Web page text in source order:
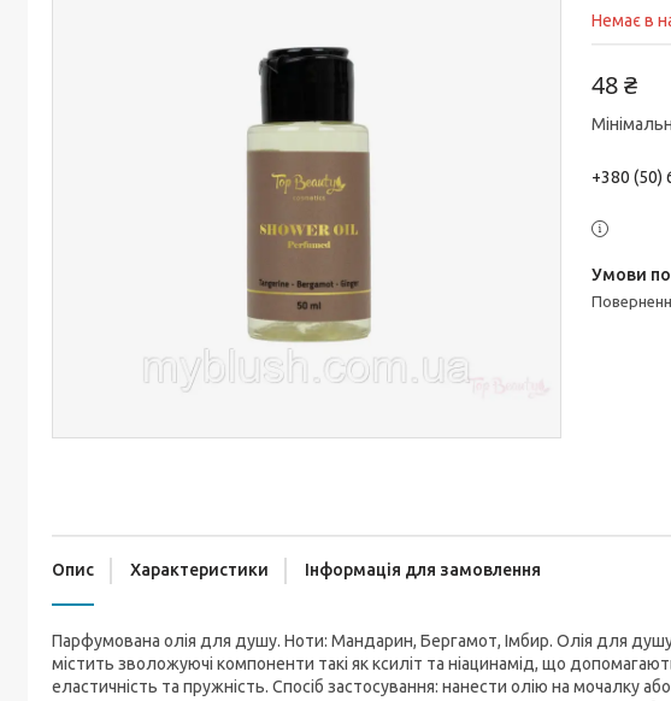
Немає в
48 ₴
+380 (50)
Опис Характеристики Інформація для замовлення
Парфумована олія для душу. Ноти: Мандарин, Бергамот, Імбир. Олія для
містить зволожуючі компоненти такі як ксиліт та ніацинамід, що
еластичність та пружність. Спосіб застосування: нанести олію на мочалку